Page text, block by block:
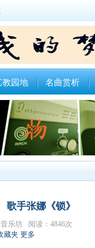
教园地 名曲赏析
歌手张娜《锁》
乐坊 阅读：4846次
藏夹 更多